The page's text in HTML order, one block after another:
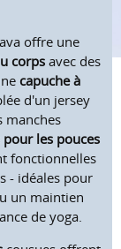
offre une
corps avec des
capuche à
d'un jersey
manches
pour les pouces
fonctionnelles
- idéales pour
un maintien
de yoga.